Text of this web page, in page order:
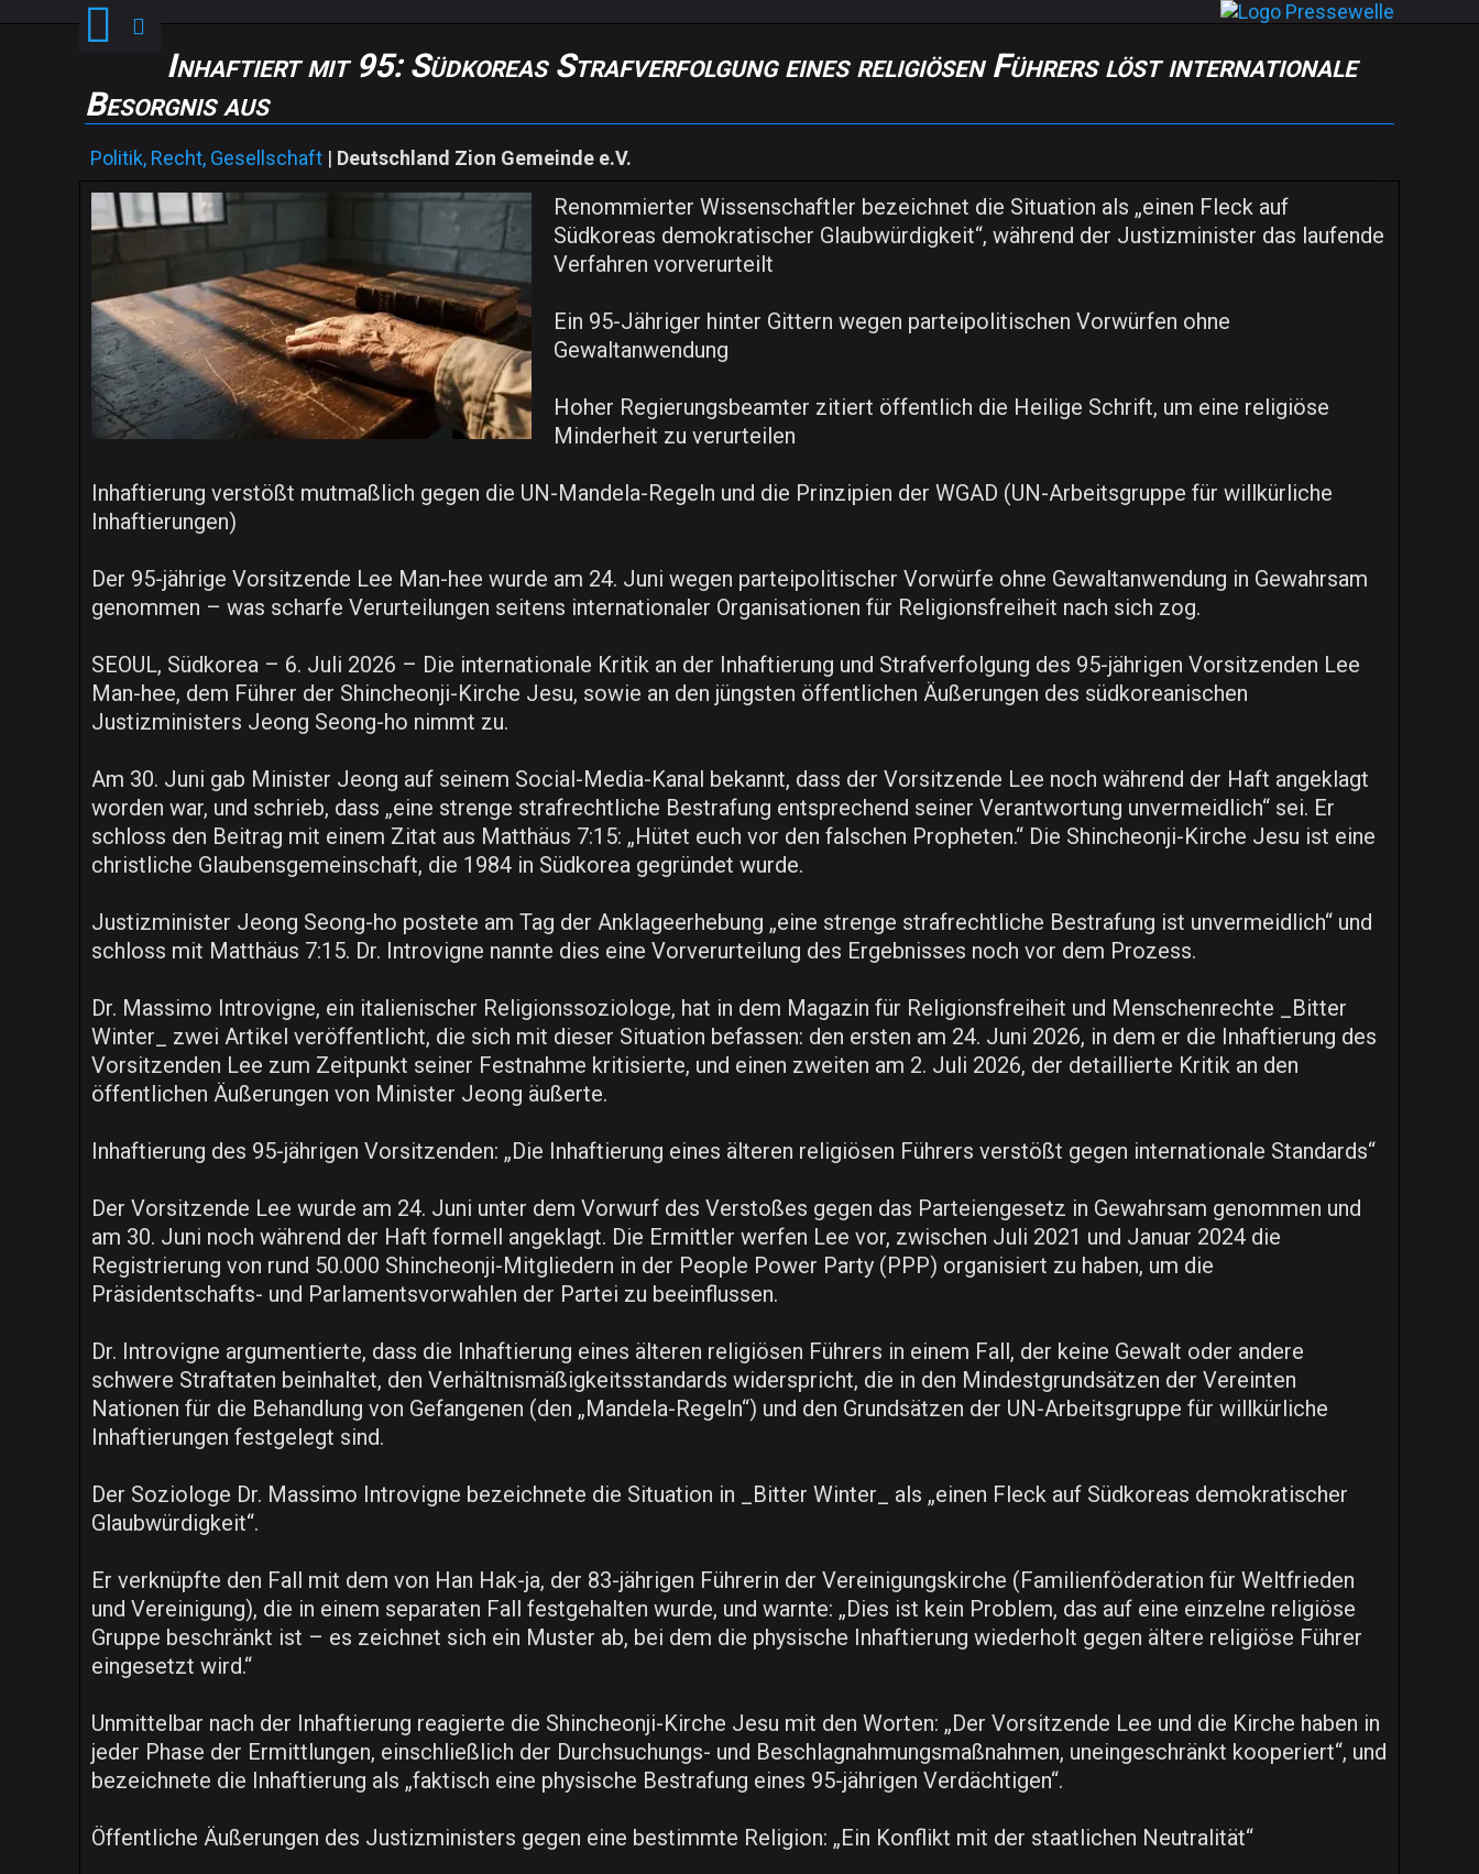
Inhaftiert mit 95: Südkoreas Strafverfolgung eines religiösen Führers löst internationale
Besorgnis aus
Politik, Recht, Gesellschaft | Deutschland Zion Gemeinde e.V.
Renommierter Wissenschaftler bezeichnet die Situation als „einen Fleck auf
Südkoreas demokratischer Glaubwürdigkeit“, während der Justizminister das laufende
Verfahren vorverurteilt
Ein 95-Jähriger hinter Gittern wegen parteipolitischen Vorwürfen ohne
Gewaltanwendung
Hoher Regierungsbeamter zitiert öffentlich die Heilige Schrift, um eine religiöse
Minderheit zu verurteilen
Inhaftierung verstößt mutmaßlich gegen die UN-Mandela-Regeln und die Prinzipien der WGAD (UN-Arbeitsgruppe für willkürliche
Inhaftierungen)
Der 95-jährige Vorsitzende Lee Man-hee wurde am 24. Juni wegen parteipolitischer Vorwürfe ohne Gewaltanwendung in Gewahrsam
genommen – was scharfe Verurteilungen seitens internationaler Organisationen für Religionsfreiheit nach sich zog.
SEOUL, Südkorea – 6. Juli 2026 – Die internationale Kritik an der Inhaftierung und Strafverfolgung des 95-jährigen Vorsitzenden Lee
Man-hee, dem Führer der Shincheonji-Kirche Jesu, sowie an den jüngsten öffentlichen Äußerungen des südkoreanischen
Justizministers Jeong Seong-ho nimmt zu.
Am 30. Juni gab Minister Jeong auf seinem Social-Media-Kanal bekannt, dass der Vorsitzende Lee noch während der Haft angeklagt
worden war, und schrieb, dass „eine strenge strafrechtliche Bestrafung entsprechend seiner Verantwortung unvermeidlich“ sei. Er
schloss den Beitrag mit einem Zitat aus Matthäus 7:15: „Hütet euch vor den falschen Propheten.“ Die Shincheonji-Kirche Jesu ist eine
christliche Glaubensgemeinschaft, die 1984 in Südkorea gegründet wurde.
Justizminister Jeong Seong-ho postete am Tag der Anklageerhebung „eine strenge strafrechtliche Bestrafung ist unvermeidlich“ und
schloss mit Matthäus 7:15. Dr. Introvigne nannte dies eine Vorverurteilung des Ergebnisses noch vor dem Prozess.
Dr. Massimo Introvigne, ein italienischer Religionssoziologe, hat in dem Magazin für Religionsfreiheit und Menschenrechte _Bitter
Winter_ zwei Artikel veröffentlicht, die sich mit dieser Situation befassen: den ersten am 24. Juni 2026, in dem er die Inhaftierung des
Vorsitzenden Lee zum Zeitpunkt seiner Festnahme kritisierte, und einen zweiten am 2. Juli 2026, der detaillierte Kritik an den
öffentlichen Äußerungen von Minister Jeong äußerte.
Inhaftierung des 95-jährigen Vorsitzenden: „Die Inhaftierung eines älteren religiösen Führers verstößt gegen internationale Standards“
Der Vorsitzende Lee wurde am 24. Juni unter dem Vorwurf des Verstoßes gegen das Parteiengesetz in Gewahrsam genommen und
am 30. Juni noch während der Haft formell angeklagt. Die Ermittler werfen Lee vor, zwischen Juli 2021 und Januar 2024 die
Registrierung von rund 50.000 Shincheonji-Mitgliedern in der People Power Party (PPP) organisiert zu haben, um die
Präsidentschafts- und Parlamentsvorwahlen der Partei zu beeinflussen.
Dr. Introvigne argumentierte, dass die Inhaftierung eines älteren religiösen Führers in einem Fall, der keine Gewalt oder andere
schwere Straftaten beinhaltet, den Verhältnismäßigkeitsstandards widerspricht, die in den Mindestgrundsätzen der Vereinten
Nationen für die Behandlung von Gefangenen (den „Mandela-Regeln“) und den Grundsätzen der UN-Arbeitsgruppe für willkürliche
Inhaftierungen festgelegt sind.
Der Soziologe Dr. Massimo Introvigne bezeichnete die Situation in _Bitter Winter_ als „einen Fleck auf Südkoreas demokratischer
Glaubwürdigkeit“.
Er verknüpfte den Fall mit dem von Han Hak-ja, der 83-jährigen Führerin der Vereinigungskirche (Familienföderation für Weltfrieden
und Vereinigung), die in einem separaten Fall festgehalten wurde, und warnte: „Dies ist kein Problem, das auf eine einzelne religiöse
Gruppe beschränkt ist – es zeichnet sich ein Muster ab, bei dem die physische Inhaftierung wiederholt gegen ältere religiöse Führer
eingesetzt wird.“
Unmittelbar nach der Inhaftierung reagierte die Shincheonji-Kirche Jesu mit den Worten: „Der Vorsitzende Lee und die Kirche haben in
jeder Phase der Ermittlungen, einschließlich der Durchsuchungs- und Beschlagnahmungsmaßnahmen, uneingeschränkt kooperiert“, und
bezeichnete die Inhaftierung als „faktisch eine physische Bestrafung eines 95-jährigen Verdächtigen“.
Öffentliche Äußerungen des Justizministers gegen eine bestimmte Religion: „Ein Konflikt mit der staatlichen Neutralität“